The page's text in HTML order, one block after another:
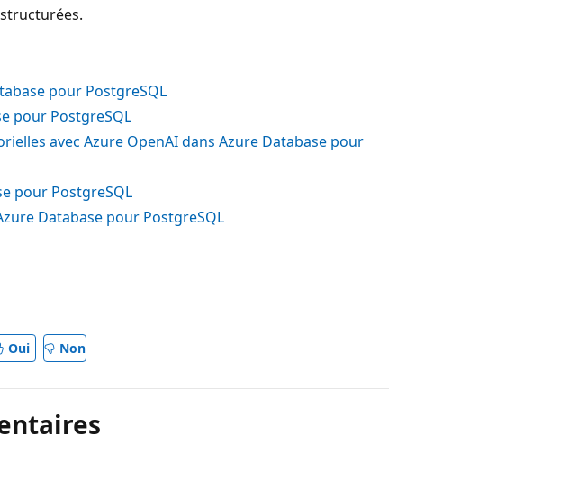
pour PostgreSQL
pour PostgreSQL
avec Azure OpenAI dans Azure Database pour
pour PostgreSQL
Database pour PostgreSQL
Oui Non